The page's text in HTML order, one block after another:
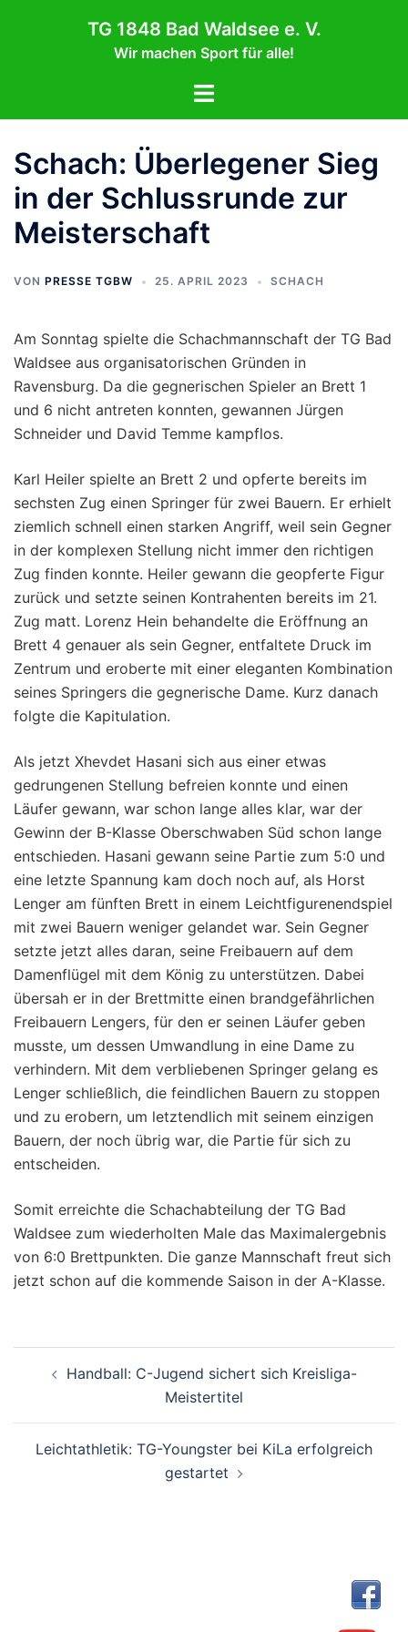
TG 1848 Bad Waldsee e. V.
Wir machen Sport für alle!
Menü
Schach: Überlegener Sieg
in der Schlussrunde zur
Meisterschaft
VON PRESSE TGBW 25. APRIL 2023 SCHACH
Am Sonntag spielte die Schachmannschaft der TG Bad
Waldsee aus organisatorischen Gründen in
Ravensburg. Da die gegnerischen Spieler an Brett 1
und 6 nicht antreten konnten, gewannen Jürgen
Schneider und David Temme kampflos.
Karl Heiler spielte an Brett 2 und opferte bereits im
sechsten Zug einen Springer für zwei Bauern. Er erhielt
ziemlich schnell einen starken Angriff, weil sein Gegner
in der komplexen Stellung nicht immer den richtigen
Zug finden konnte. Heiler gewann die geopferte Figur
zurück und setzte seinen Kontrahenten bereits im 21.
Zug matt. Lorenz Hein behandelte die Eröffnung an
Brett 4 genauer als sein Gegner, entfaltete Druck im
Zentrum und eroberte mit einer eleganten Kombination
seines Springers die gegnerische Dame. Kurz danach
folgte die Kapitulation.
Als jetzt Xhevdet Hasani sich aus einer etwas
gedrungenen Stellung befreien konnte und einen
Läufer gewann, war schon lange alles klar, war der
Gewinn der B-Klasse Oberschwaben Süd schon lange
entschieden. Hasani gewann seine Partie zum 5:0 und
eine letzte Spannung kam doch noch auf, als Horst
Lenger am fünften Brett in einem Leichtfigurenendspiel
mit zwei Bauern weniger gelandet war. Sein Gegner
setzte jetzt alles daran, seine Freibauern auf dem
Damenflügel mit dem König zu unterstützen. Dabei
übersah er in der Brettmitte einen brandgefährlichen
Freibauern Lengers, für den er seinen Läufer geben
musste, um dessen Umwandlung in eine Dame zu
verhindern. Mit dem verbliebenen Springer gelang es
Lenger schließlich, die feindlichen Bauern zu stoppen
und zu erobern, um letztendlich mit seinem einzigen
Bauern, der noch übrig war, die Partie für sich zu
entscheiden.
Somit erreichte die Schachabteilung der TG Bad
Waldsee zum wiederholten Male das Maximalergebnis
von 6:0 Brettpunkten. Die ganze Mannschaft freut sich
jetzt schon auf die kommende Saison in der A-Klasse.
Handball: C-Jugend sichert sich Kreisliga-
Meistertitel
Leichtathletik: TG-Youngster bei KiLa erfolgreich
gestartet